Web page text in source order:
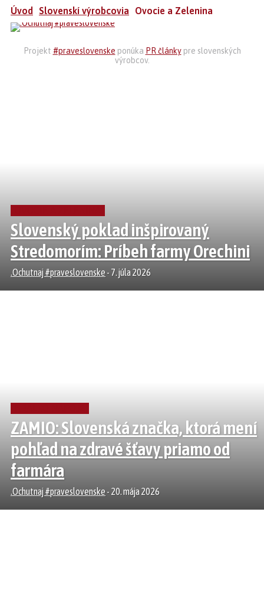
Úvod Slovenskí výrobcovia Ovocie a Zelenina
Projekt #praveslovenske ponúka PR článkypre slovenských
výrobcov.
Slovenský poklad inšpirovaný
Stredomorím: Príbeh farmy Orechini
.Ochutnaj #praveslovenske-7. júla 2026
ZAMIO: Slovenská značka, ktorá mení
pohľad na zdravé šťavy priamo od
farmára
.Ochutnaj #praveslovenske-20. mája 2026